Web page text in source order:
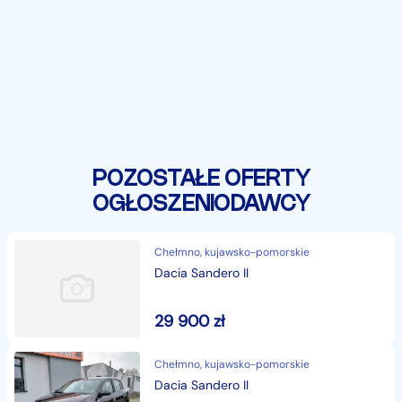
POZOSTAŁE OFERTY
OGŁOSZENIODAWCY
Chełmno, kujawsko-pomorskie
Dacia Sandero II
29 900zł
Chełmno, kujawsko-pomorskie
Dacia Sandero II